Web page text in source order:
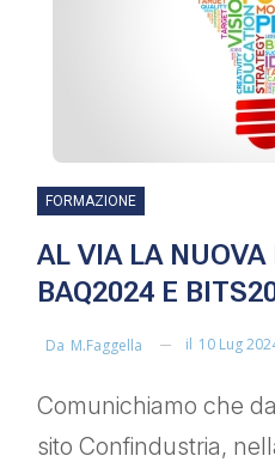
FORMAZIONE
AL VIA LA NUOVA
BAQ2024 E
Da M.faggella il 10 Lug
Comunichiamo che
sito Confindustria,